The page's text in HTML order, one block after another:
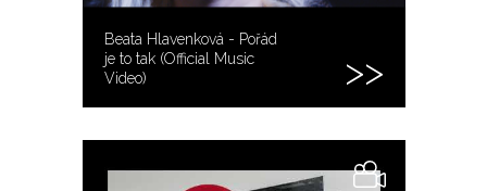
Beata Hlavenková - Pořád
je to tak (Official Music
Video)